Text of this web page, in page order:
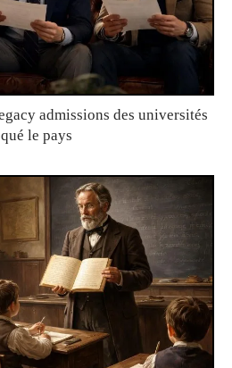
admissions des universités
le pays